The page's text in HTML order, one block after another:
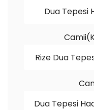
Dua Tepesi
Rize Dua
Dua Tepesi